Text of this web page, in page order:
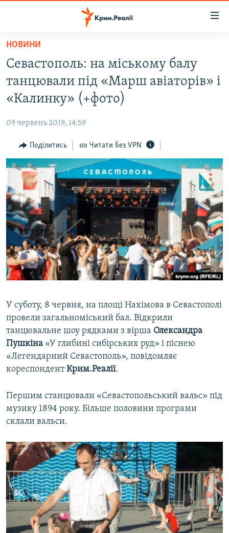
Перейти
основного
матеріалу
Перейти
до
основної
навігації
Перейти
до
пошуку
ВІДЕО ТА ФОТО
БЛОГИ
ПОГЛЯД
ІНТЕРВ'Ю
ВСЕ ЗА ДЕНЬ
СПЕЦПРОЕКТИ
ДЕПОРТАЦІЯ
ВІДЕОУРОКИ «ELIFBE»
СВІДЧЕННЯ ОКУПАЦІЇ
УКРАЇНСЬКА ПРОБЛЕМА КРИМУ
ЯК ОБІЙТИ БЛОКУВАННЯ
Русский
Qırımtatar
Усі сайти RFE/RL
НОВИНИ
Севастополь: на міському балу
танцювали під «Марш авіаторів» і
«Калинку» (+фото)
09 червень 2019, 14:59
Поділитись Читати без VPN
У суботу, 8 червня, на площі Нахімова в Севастополі
провели загальноміський бал. Відкрили
танцювальне шоу рядками з вірша Олександра
Пушкіна «У глибині сибірських руд» і піснею
«Легендарний Севастополь», повідомляє
кореспондентКрим.Реалії.
Першим станцювали «Севастопольський вальс» під
музику 1894 року. Більше половини програми
склали вальси.